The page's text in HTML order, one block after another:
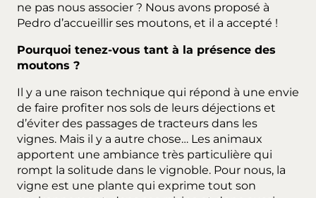
ne pas nous associer ? Nous avons proposé à
Pedro d’accueillir ses moutons, et il a accepté !
Pourquoi tenez-vous tant à la présence des
moutons ?
Il y a une raison technique qui répond à une envie
de faire profiter nos sols de leurs déjections et
d’éviter des passages de tracteurs dans les
vignes. Mais il y a autre chose… Les animaux
apportent une ambiance très particulière qui
rompt la solitude dans le vignoble. Pour nous, la
vigne est une plante qui exprime tout son